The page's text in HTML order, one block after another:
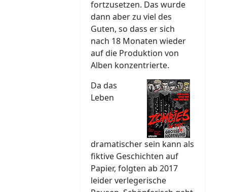
fortzusetzen. Das wurde
dann aber zu viel des
Guten, so dass er sich
nach 18 Monaten wieder
auf die Produktion von
Alben konzentrierte.
Da das
Leben
dramatischer sein kann als
fiktive Geschichten auf
Papier, folgten ab 2017
leider verlegerische